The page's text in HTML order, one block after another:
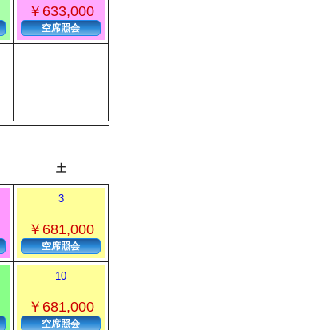
￥633,000
空席照会
土
3
￥681,000
空席照会
10
￥681,000
空席照会